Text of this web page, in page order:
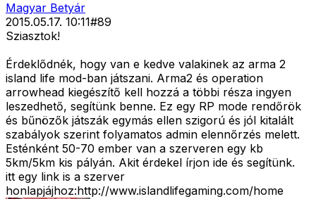
Magyar Betyár
2015.05.17. 10:11#89
Sziasztok!
Érdeklődnék, hogy van e kedve valakinek az arma 2
island life mod-ban játszani. Arma2 és operation
arrowhead kiegészítő kell hozzá a többi résza ingyen
leszedhető, segítünk benne. Ez egy RP mode rendőrök
és bűnözők játszák egymás ellen szigorú és jól kitalált
szabályok szerint folyamatos admin elennőrzés melett.
Esténként 50-70 ember van a szerveren egy kb
5km/5km kis pályán. Akit érdekel írjon ide és segítünk.
itt egy link is a szerver
honlapjájhoz:http://www.islandlifegaming.com/home